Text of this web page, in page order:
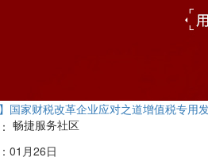
】国家财税改革企业应对之道增值税专用
畅捷服务社区
01月26日